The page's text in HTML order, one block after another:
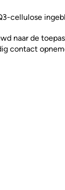
cellulose
naar de
contact